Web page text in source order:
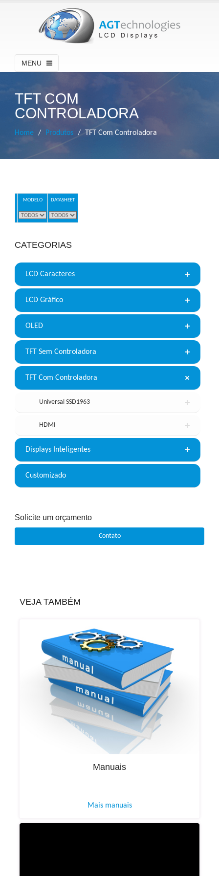
MENU
TFT COM
CONTROLADORA
Home Produtos TFT Com Controladora
MODELO DATASHEET
CATEGORIAS
LCD Caracteres
LCD Gráfico
OLED
TFT Sem Controladora
TFT Com Controladora
Universal SSD1963
HDMI
Displays Inteligentes
Customizado
Solicite um orçamento
Contato
VEJA TAMBÉM
Manuais
Mais manuais